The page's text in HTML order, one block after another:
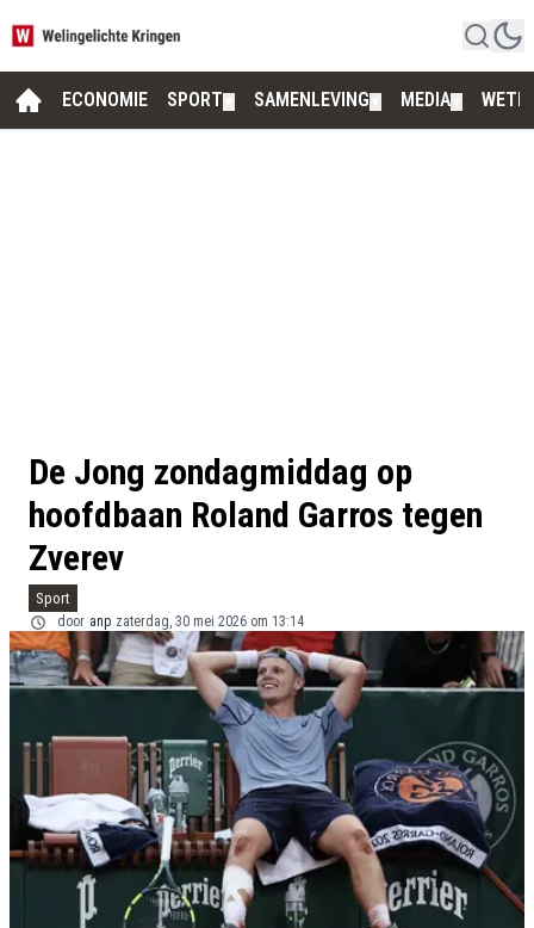
ECONOMIE SPORT SAMENLEVING MEDIA
De Jong zondagmiddag op
hoofdbaan Roland Garros tegen
Zverev
Sport
door anp zaterdag, 30 mei 2026 om 13:14